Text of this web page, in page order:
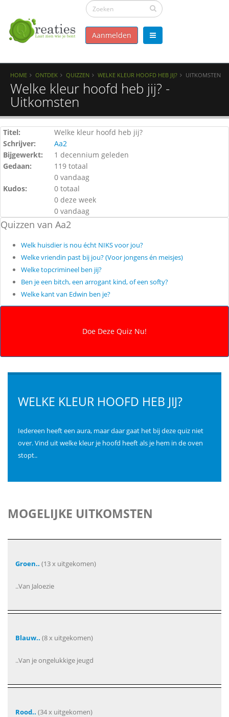
Aanmelden
HOME ONTDEK QUIZZEN WELKE KLEUR HOOFD HEB JIJ? UITKOMSTEN
Welke kleur hoofd heb jij? -
Uitkomsten
Titel:
Welke kleur hoofd heb jij?
Schrijver:
Aa2
Bijgewerkt:
1 decennium geleden
Gedaan:
119 totaal
0 vandaag
Kudos:
0 totaal
0 deze week
0 vandaag
Quizzen van Aa2
Welk huisdier is nou écht NIKS voor jou?
Welke vriendin past bij jou? (Voor jongens én meisjes)
Welke topcrimineel ben jij?
Ben je een bitch, een arrogant kind, of een softy?
Welke kant van Edwin ben je?
WELKE KLEUR HOOFD HEB JIJ?
Iedereen heeft een aura, maar daar gaat het bij deze quiz niet
over. Vind uit welke kleur je hoofd heeft als je hem in de oven
stopt..
MOGELIJKE UITKOMSTEN
Groen.. (13 x uitgekomen)
..Van Jaloezie
Blauw.. (8 x uitgekomen)
..Van je ongelukkige jeugd
Rood.. (34 x uitgekomen)